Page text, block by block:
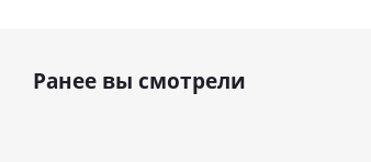
Ранее вы смотрели